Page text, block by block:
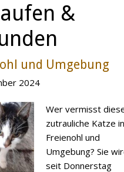
&
und Umgebung
2024
Wer vermisst
zutrauliche Katze in
Freienohl und
Umgebung? Sie
seit Donnerstag